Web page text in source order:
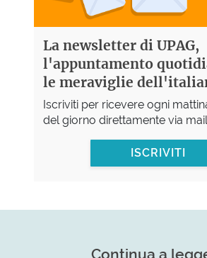
La newsletter di UPAG,
l'appuntamento
le meraviglie
Iscriviti per ricevere ogni
del giorno direttamente via mail
ISCRIVITI
Continua a